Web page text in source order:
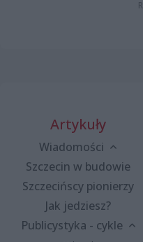
Artykuły
Wiadomości
Szczecin w budowie
Szczecińscy pionierzy
Jak jedziesz?
Publicystyka - cykle